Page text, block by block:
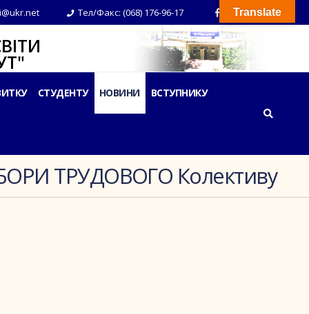
Тел/Факс: (068) 176-96-17
СТУДЕНТУ НОВИНИ ВСТУПНИКУ
ТРУДОВОГО Колективу
Translate